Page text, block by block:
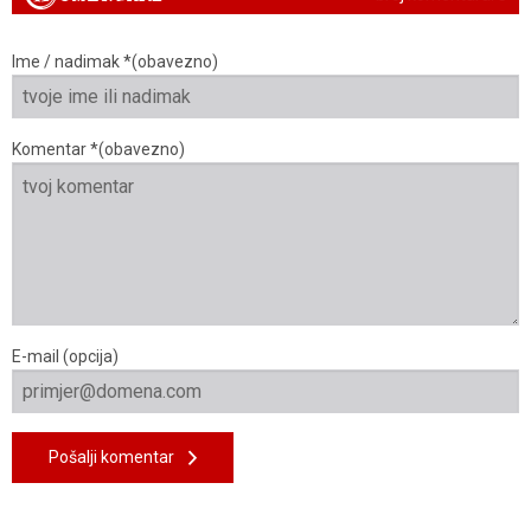
Ime / nadimak *(obavezno)
Komentar *(obavezno)
E-mail (opcija)
Pošalji komentar